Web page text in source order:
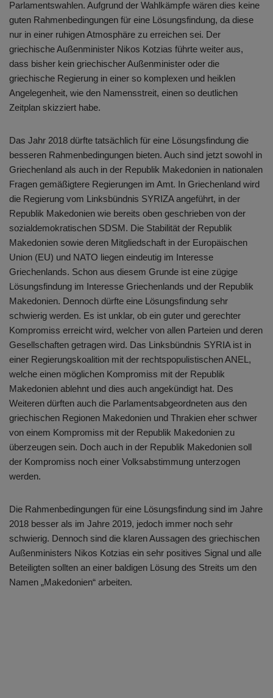
Parlamentswahlen. Aufgrund der Wahlkämpfe wären dies keine
guten Rahmenbedingungen für eine Lösungsfindung, da diese
nur in einer ruhigen Atmosphäre zu erreichen sei. Der
griechische Außenminister Nikos Kotzias führte weiter aus,
dass bisher kein griechischer Außenminister oder die
griechische Regierung in einer so komplexen und heiklen
Angelegenheit, wie den Namensstreit, einen so deutlichen
Zeitplan skizziert habe.
Das Jahr 2018 dürfte tatsächlich für eine Lösungsfindung die
besseren Rahmenbedingungen bieten. Auch sind jetzt sowohl in
Griechenland als auch in der Republik Makedonien in nationalen
Fragen gemäßigtere Regierungen im Amt. In Griechenland wird
die Regierung vom Linksbündnis SYRIZA angeführt, in der
Republik Makedonien wie bereits oben geschrieben von der
sozialdemokratischen SDSM. Die Stabilität der Republik
Makedonien sowie deren Mitgliedschaft in der Europäischen
Union (EU) und NATO liegen eindeutig im Interesse
Griechenlands. Schon aus diesem Grunde ist eine zügige
Lösungsfindung im Interesse Griechenlands und der Republik
Makedonien. Dennoch dürfte eine Lösungsfindung sehr
schwierig werden. Es ist unklar, ob ein guter und gerechter
Kompromiss erreicht wird, welcher von allen Parteien und deren
Gesellschaften getragen wird. Das Linksbündnis SYRIA ist in
einer Regierungskoalition mit der rechtspopulistischen ANEL,
welche einen möglichen Kompromiss mit der Republik
Makedonien ablehnt und dies auch angekündigt hat. Des
Weiteren dürften auch die Parlamentsabgeordneten aus den
griechischen Regionen Makedonien und Thrakien eher schwer
von einem Kompromiss mit der Republik Makedonien zu
überzeugen sein. Doch auch in der Republik Makedonien soll
der Kompromiss noch einer Volksabstimmung unterzogen
werden.
Die Rahmenbedingungen für eine Lösungsfindung sind im Jahre
2018 besser als im Jahre 2019, jedoch immer noch sehr
schwierig. Dennoch sind die klaren Aussagen des griechischen
Außenministers Nikos Kotzias ein sehr positives Signal und alle
Beteiligten sollten an einer baldigen Lösung des Streits um den
Namen „Makedonien“ arbeiten.